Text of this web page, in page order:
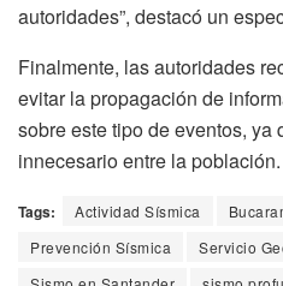
autoridades”, destacó un
Finalmente, las autoridades
evitar la propagación de
sobre este tipo de eventos,
innecesario entre la población.
Tags: Actividad Sísmica
Prevención Sísmica
Servicio